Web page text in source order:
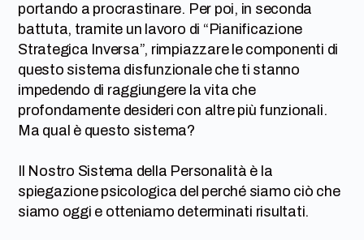
portando a procrastinare. Per poi, in seconda
battuta, tramite un lavoro di “Pianificazione
Strategica Inversa”, rimpiazzare le componenti di
questo sistema disfunzionale che ti stanno
impedendo di raggiungere la vita che
profondamente desideri con altre più funzionali.
Ma qual è questo sistema?
Il Nostro Sistema della Personalità è la
spiegazione psicologica del perché siamo ciò che
siamo oggi e otteniamo determinati risultati.